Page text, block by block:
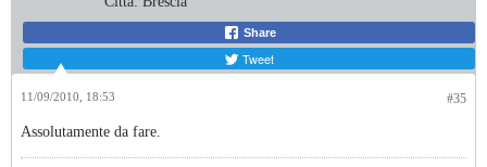
Share
Tweet
#35
11/09/2010, 18:53
Assolutamente da fare.